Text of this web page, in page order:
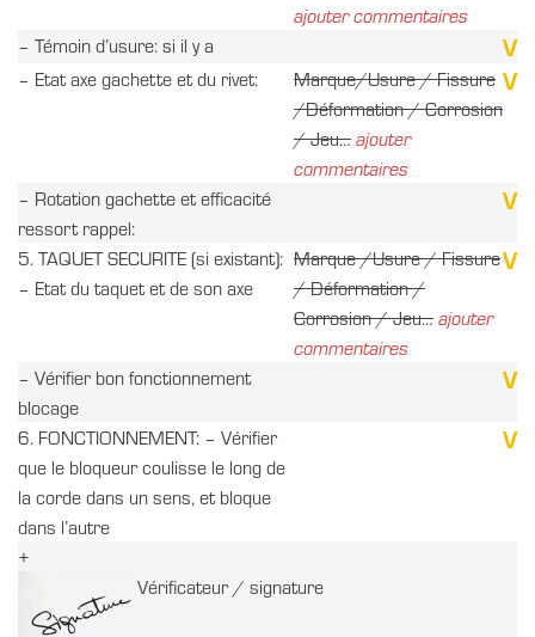
ajouter commentaires
– Témoin d’usure: si il y a V
– Etat axe gachette et du rivet:
Marque/Usure / Fissure
/Déformation / Corrosion
/ Jeu…ajouter
commentaires
V
– Rotation gachette et efficacité
ressort rappel:
V
5. TAQUET SECURITE (si existant):
– Etat du taquet et de son axe
Marque /Usure / Fissure
/ Déformation /
Corrosion / Jeu…ajouter
commentaires
V
– Vérifier bon fonctionnement
blocage
V
6. FONCTIONNEMENT: – Vérifier
que le bloqueur coulisse le long de
la corde dans un sens, et bloque
dans l’autre
V
+
Vérificateur / signature